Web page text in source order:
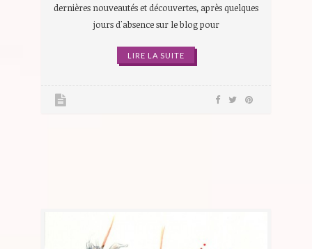
dernières nouveautés et découvertes, après quelques
jours d'absence sur le blog pour
LIRE LA SUITE